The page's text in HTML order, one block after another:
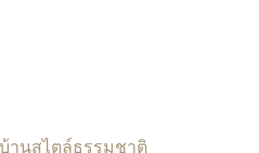
านสไตล์ธรรมชาติ